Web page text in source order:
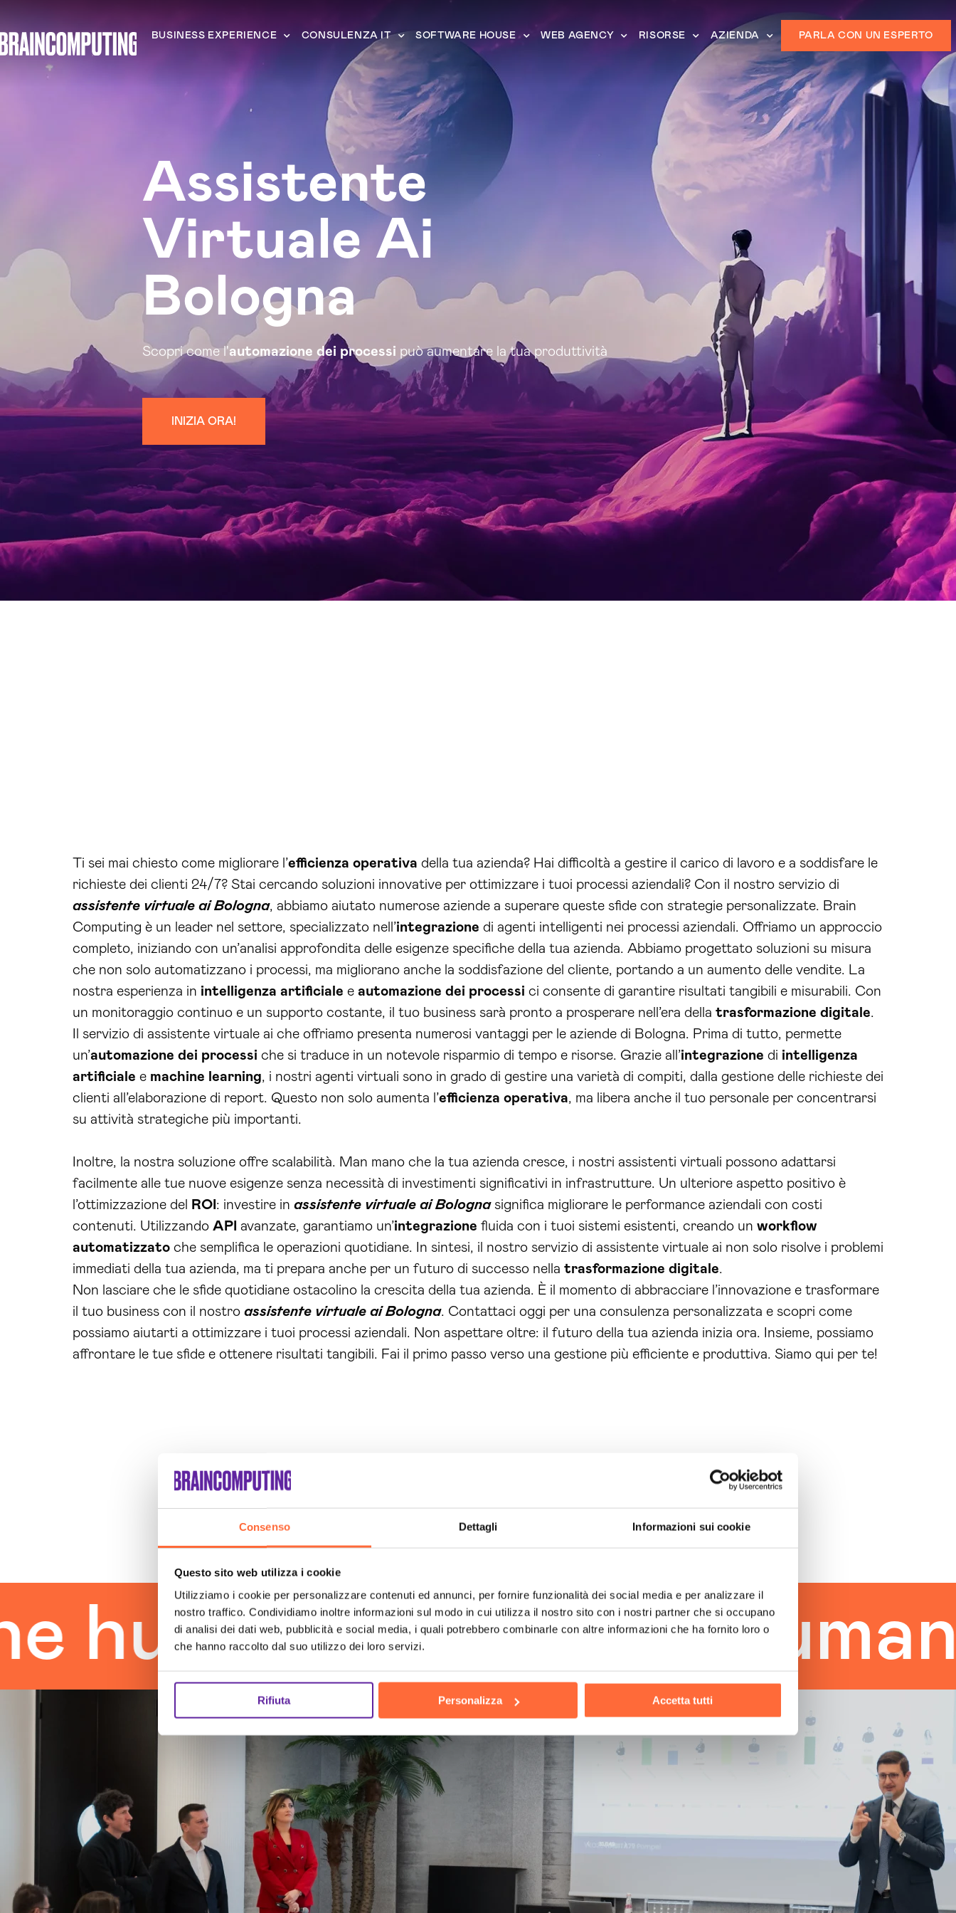
Consenso Dettagli Informazioni sui cookie
Questo sito web utilizza i cookie
Utilizziamo i cookie per personalizzare contenuti ed annunci, per fornire funzionalità dei social media e per analizzare il
nostro traffico. Condividiamo inoltre informazioni sul modo in cui utilizza il nostro sito con i nostri partner che si occupano
di analisi dei dati web, pubblicità e social media, i quali potrebbero combinarle con altre informazioni che ha fornito loro o
che hanno raccolto dal suo utilizzo dei loro servizi.
Rifiuta Personalizza Accetta tutti
BUSINESS EXPERIENCE CONSULENZA IT SOFTWARE HOUSE WEB AGENCY RISORSE AZIENDA PARLA CON UN ESPERTO
Assistente
Virtuale Ai
Bologna
Scopri come l'automazione dei processi può aumentare la tua produttività
INIZIA ORA!
Ti sei mai chiesto come migliorare l’efficienza operativa della tua azienda? Hai difficoltà a gestire il carico di lavoro e a soddisfare le
richieste dei clienti 24/7? Stai cercando soluzioni innovative per ottimizzare i tuoi processi aziendali? Con il nostro servizio di
assistente virtuale ai Bologna, abbiamo aiutato numerose aziende a superare queste sfide con strategie personalizzate. Brain
Computing è un leader nel settore, specializzato nell’integrazione di agenti intelligenti nei processi aziendali. Offriamo un approccio
completo, iniziando con un’analisi approfondita delle esigenze specifiche della tua azienda. Abbiamo progettato soluzioni su misura
che non solo automatizzano i processi, ma migliorano anche la soddisfazione del cliente, portando a un aumento delle vendite. La
nostra esperienza in intelligenza artificiale e automazione dei processi ci consente di garantire risultati tangibili e misurabili. Con
un monitoraggio continuo e un supporto costante, il tuo business sarà pronto a prosperare nell’era della trasformazione digitale.
Il servizio di assistente virtuale ai che offriamo presenta numerosi vantaggi per le aziende di Bologna. Prima di tutto, permette
un’automazione dei processi che si traduce in un notevole risparmio di tempo e risorse. Grazie all’integrazione di intelligenza
artificiale e machine learning, i nostri agenti virtuali sono in grado di gestire una varietà di compiti, dalla gestione delle richieste dei
clienti all’elaborazione di report. Questo non solo aumenta l’efficienza operativa, ma libera anche il tuo personale per concentrarsi
su attività strategiche più importanti.
Inoltre, la nostra soluzione offre scalabilità. Man mano che la tua azienda cresce, i nostri assistenti virtuali possono adattarsi
facilmente alle tue nuove esigenze senza necessità di investimenti significativi in infrastrutture. Un ulteriore aspetto positivo è
l’ottimizzazione del
ROI : investire in assistente virtuale ai Bolognasignifica migliorare le performance aziendali con costi
contenuti. Utilizzando API avanzate, garantiamo un’integrazione fluida con i tuoi sistemi esistenti, creando un workflow
automatizzato che semplifica le operazioni quotidiane. In sintesi, il nostro servizio di assistente virtuale ai non solo risolve i problemi
immediati della tua azienda, ma ti prepara anche per un futuro di successo nella trasformazione digitale.
Non lasciare che le sfide quotidiane ostacolino la crescita della tua azienda. È il momento di abbracciare l’innovazione e trasformare
il tuo business con il nostro assistente virtuale ai Bologna. Contattaci oggi per una consulenza personalizzata e scopri come
possiamo aiutarti a ottimizzare i tuoi processi aziendali. Non aspettare oltre: il futuro della tua azienda inizia ora. Insieme, possiamo
affrontare le tue sfide e ottenere risultati tangibili. Fai il primo passo verso una gestione più efficiente e produttiva. Siamo qui per te!
touch the human